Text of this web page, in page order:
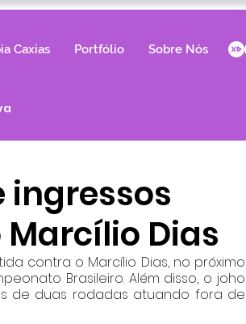
Caxias Portfólio Sobre Nós
ingressos
Dias
contra o Marcílio Dias, no próximo
Brasileiro. Além disso, o joho
de duas rodadas atuando fora de